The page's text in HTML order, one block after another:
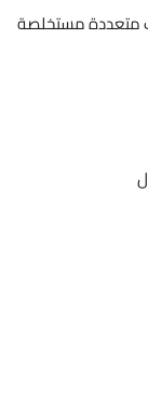
متعددة مستخلصة